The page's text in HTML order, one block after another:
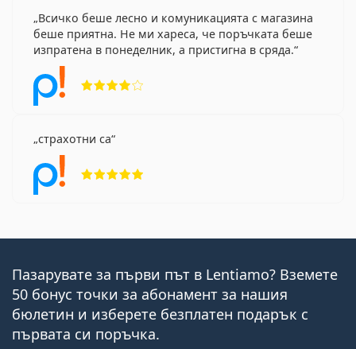
Всичко беше лесно и комуникацията с магазина
беше приятна. Не ми хареса, че поръчката беше
изпратена в понеделник, а пристигна в сряда.
страхотни са
Пазарувате за първи път в Lentiamo? Вземете
50 бонус точки за абонамент за нашия
бюлетин и изберете безплатен подарък с
първата си поръчка.